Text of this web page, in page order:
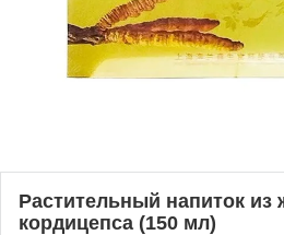
Растительный напиток из
кордицепса (150 мл)